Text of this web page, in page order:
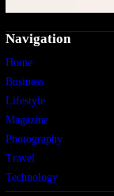
Navigation
Home
Business
Lifestyle
Magazine
Photography
Travel
Technology